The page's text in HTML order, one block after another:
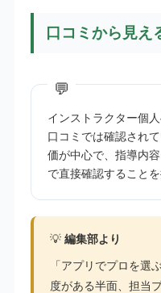
口コミから見え
インストラクター個
口コミでは確認され
価が中心で、指導内
で直接確認することを
💡 編集部より
「アプリでプロを選
度がある半面、担当